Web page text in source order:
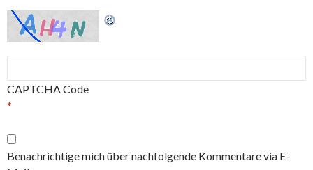
CAPTCHA Code
*
Benachrichtige mich über nachfolgende Kommentare via E-